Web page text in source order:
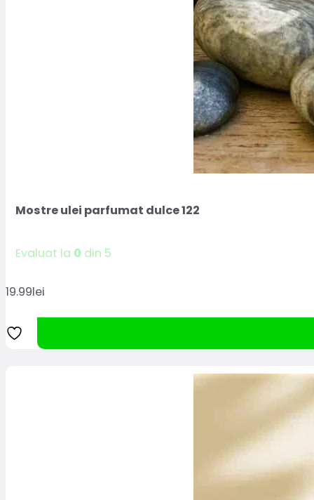
Mostre ulei parfumat dulce 122
Evaluat la 0 din 5
19.99lei